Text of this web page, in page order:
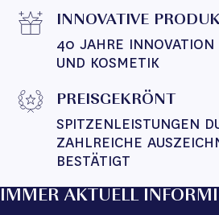
INNOVATIVE
40 JAHRE INNOVATION
UND KOSMETIK
PREISGEKRÖNT
SPITZENLEISTUNGEN
ZAHLREICHE
BESTÄTIGT
IMMER AKTUELL